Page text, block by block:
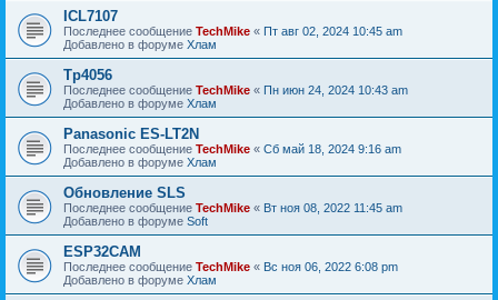
ICL7107
Последнее сообщение TechMike « Пт авг 02, 2024 10:45 am
Добавлено в форуме Хлам
Tp4056
Последнее сообщение TechMike « Пн июн 24, 2024 10:43 am
Добавлено в форуме Хлам
Panasonic ES-LT2N
Последнее сообщение TechMike « Сб май 18, 2024 9:16 am
Добавлено в форуме Хлам
Обновление SLS
Последнее сообщение TechMike « Вт ноя 08, 2022 11:45 am
Добавлено в форуме Soft
ESP32CAM
Последнее сообщение TechMike « Вс ноя 06, 2022 6:08 pm
Добавлено в форуме Хлам